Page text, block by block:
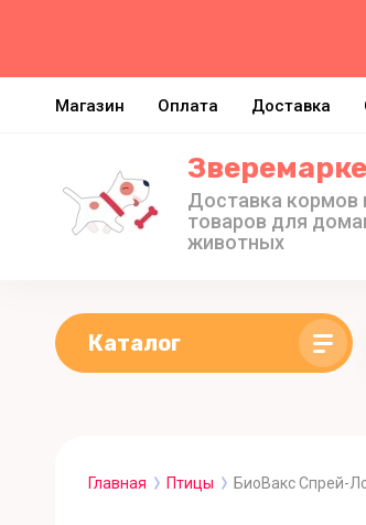
Магазин Оплата Доставка
Доставка кормов
товаров для
животных
Каталог
Главная Птицы БиоВакс Спрей-